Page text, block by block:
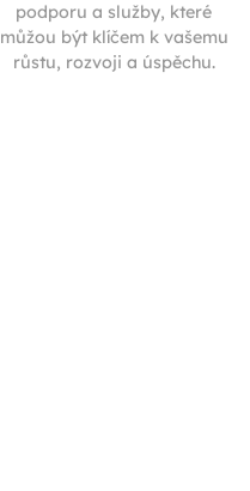
podporu a služby, které
můžou být klíčem k vašemu
růstu, rozvoji a úspěchu.